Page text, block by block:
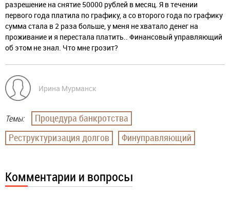
разрешение на снятие 50000 рублей в месяц. Я в течении
первого года платила по графику, а со второго года по графику
сумма стала в 2 раза больше, у меня не хватало денег на
проживание и я перестала платить.. Финансовый управляющий
об этом не знал. Что мне грозит?
Ирина Мурманск
Темы:
Процедура банкротства
Реструктуризация долгов
Финуправляющий
Комментарии и вопросы